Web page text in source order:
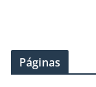
Páginas